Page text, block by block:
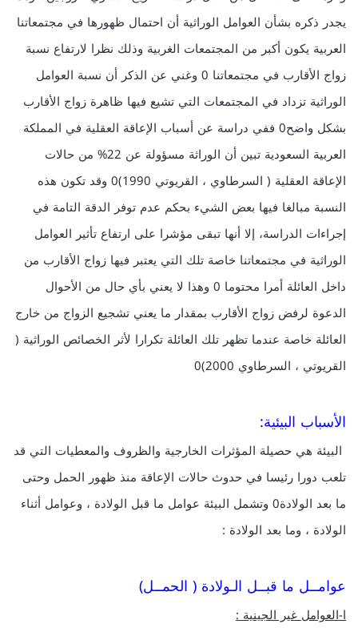
يجدر ذكره بشأن العوامل الوراثية أن احتمال ظهورها في مجتمعاتنا
العربية يكون أكبر من المجتمعات الغربية وذلك نظرا لارتفاع نسبة
زواج الأقارب في مجتمعاتنا 0 وغني عن الذكر أن نسبة العوامل
الوراثية تزداد في المجتمعات التي تشيع فيها ظاهرة زواج الأقارب
بشكل واضح0 ففي دراسة عن أسباب الإعاقة العقلية في المملكة
العربية السعودية تبين أن الوراثة مسؤولة عن 22% من حالات
الإعاقة العقلية ( السرطاوي ، القريوتي 1990)0 وقد تكون هذه
النسبة مبالغا فيها بعض الشيء بحكم عدم توفر الدقة التامة في
إجراءات الدراسة، إلا أنها تبقى مؤشرا على ارتفاع تأثير العوامل
الوراثية في مجتمعاتنا خاصة تلك التي يعتبر فيها زواج الأقارب من
داخل العائلة أمرا محتوما 0 وهذا لا يعني بأي حال من الأحوال
الدعوة لرفض زواج الأقارب بمقدار ما يعني تشجيع الزواج من خارج
العائلة خاصة عندما تظهر تلك العائلة تكرارا لأثر الخصائص الوراثية (
القريوتي ، السرطاوي 2000)0
الأسباب البيئية:
البيئة هي حصيلة المؤثرات الخارجية والظروف والمعطيات التي قد
تلعب دورا رئيسا في حدوث حالات الإعاقة منذ ظهور الحمل وحتى
ما بعد الولادة0 وتشمل البيئة عوامل ما قبل الولادة ، وعوامل أثناء
الولادة ، وما بعد الولادة :
عوامــل ما قبــل الـولادة ( الحمــل)
ا-العوامل غير الجينية :